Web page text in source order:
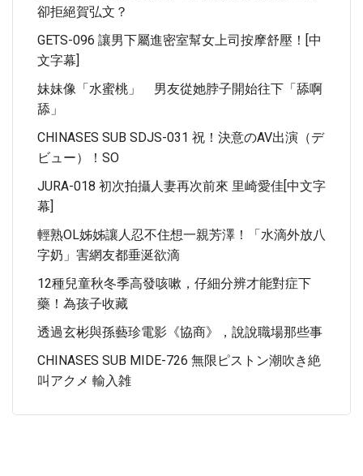
卻拒絕賀弘文？
GETS-096 讓男下屬進密室幫女上司按摩舒壓！[中
文字幕]
妹妹像「水蜜桃」 男友從她脖子開始往下「舔啊
舔」
CHINASES SUB SDJS-031 祝！決意のAV出演（デ
ビュー）！SO
JURA-018 初次拍攝人妻再次前來 里崎愛佳[中文字
幕]
輕熟OL姊姊讓人忍不住想一親芳澤！「水滴外放八
字奶」害網友都垂涎欲滴
12種兒童秋冬季高發咳嗽，仔細分辨才能對症下
藥！為孩子收藏
透過玄彬與孫藝珍電影《協商》，說說職場那些事
CHINASES SUB MIDE-726 無限ピストン潮吹き絶
叫アクメ 輸入雑